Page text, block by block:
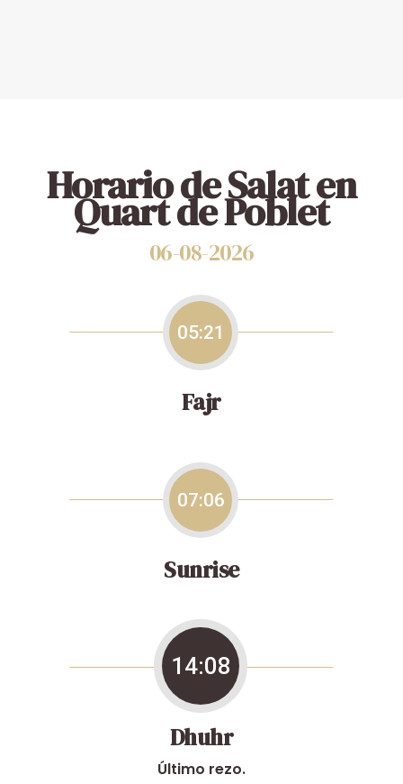
Horario de Salat en
Quart de Poblet
06-08-2026
05:21
Fajr
07:06
Sunrise
14:08
Dhuhr
Último rezo.